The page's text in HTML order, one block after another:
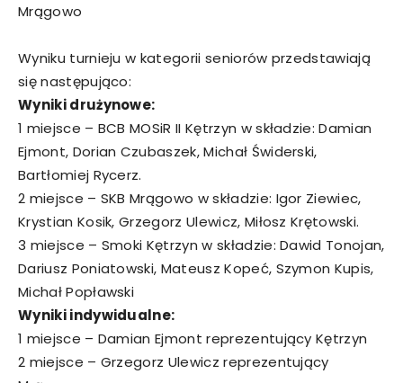
Mrągowo
Wyniku turnieju w kategorii seniorów przedstawiają
się następująco:
Wyniki drużynowe:
1 miejsce – BCB MOSiR II Kętrzyn w składzie: Damian
Ejmont, Dorian Czubaszek, Michał Świderski,
Bartłomiej Rycerz.
2 miejsce – SKB Mrągowo w składzie: Igor Ziewiec,
Krystian Kosik, Grzegorz Ulewicz, Miłosz Krętowski.
3 miejsce – Smoki Kętrzyn w składzie: Dawid Tonojan,
Dariusz Poniatowski, Mateusz Kopeć, Szymon Kupis,
Michał Popławski
Wyniki indywidualne:
1 miejsce – Damian Ejmont reprezentujący Kętrzyn
2 miejsce – Grzegorz Ulewicz reprezentujący